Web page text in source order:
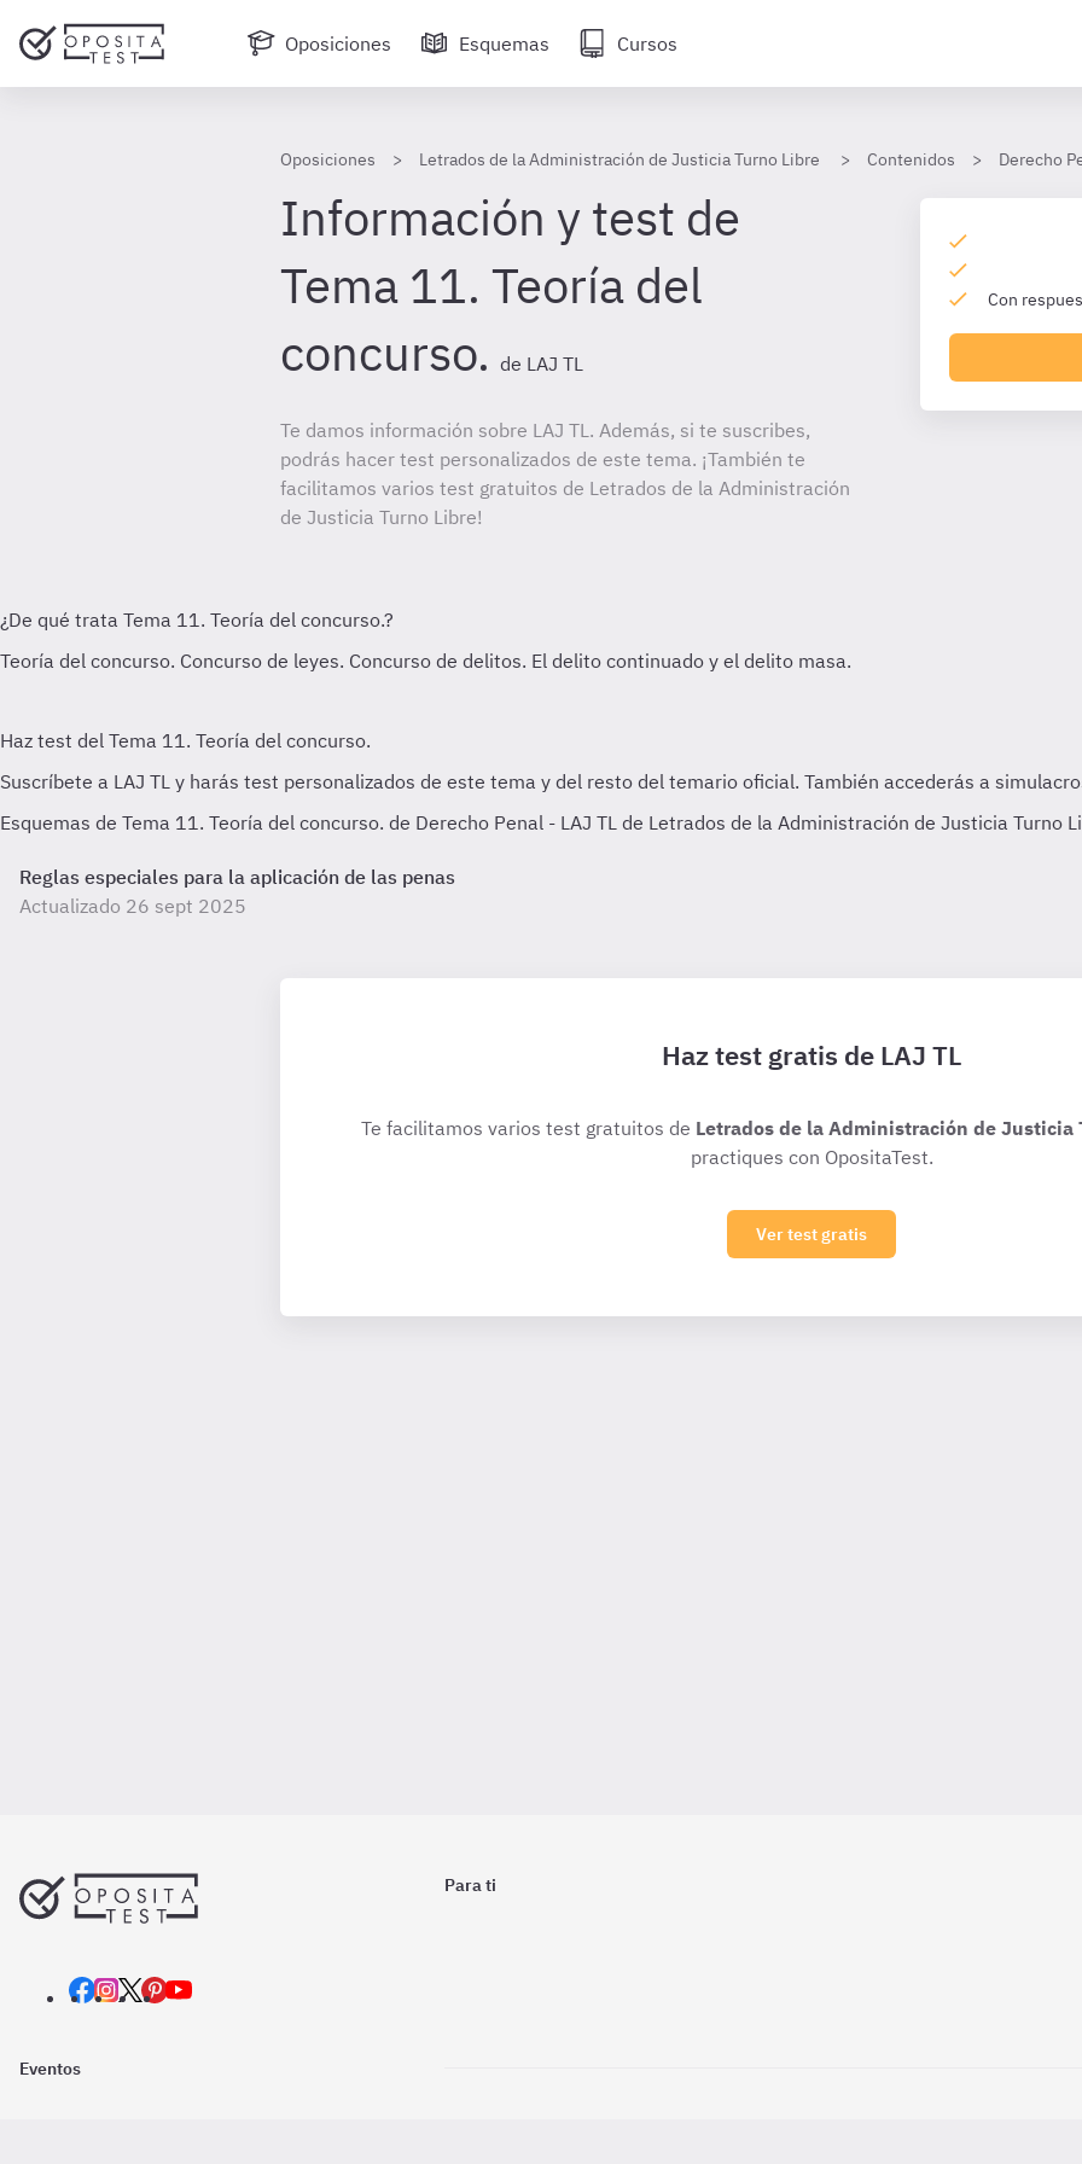
Oposiciones Esquemas Cursos
Oposiciones Letrados de la Administración de Justicia Turno Libre Contenidos Derecho
Información y test de
Tema 11. Teoría del
concurso. de LAJ TL
Te damos información sobre LAJ TL. Además, si te suscribes,
podrás hacer test personalizados de este tema. ¡También te
facilitamos varios test gratuitos de Letrados de la Administración
de Justicia Turno Libre!
Con
Esquemas de Tema 11. Teoría del concurso. de Derecho Penal - LAJ TL de Letrados de la Administración de Justicia Turno
Reglas especiales para la aplicación de las penas
Actualizado 26 sept 2025
Haz test gratis de LAJ TL
Te facilitamos varios test gratuitos de Letrados de la Administración de Justicia
practiques con OpositaTest.
Ver test gratis
Para ti
Eventos